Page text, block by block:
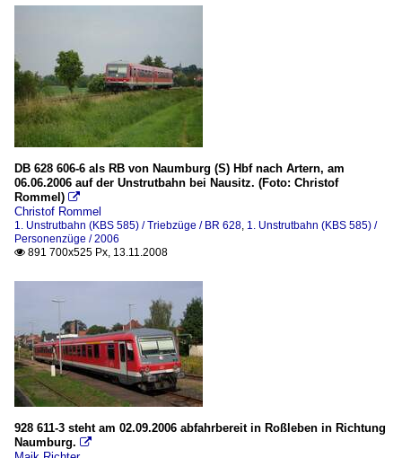
DB 628 606-6 als RB von Naumburg (S) Hbf nach Artern, am
06.06.2006 auf der Unstrutbahn bei Nausitz. (Foto: Christof
Rommel) 
Christof Rommel
1. Unstrutbahn (KBS 585) / Triebzüge / BR 628, 1. Unstrutbahn (KBS 585) /
Personenzüge / 2006
 891 700x525 Px, 13.11.2008
928 611-3 steht am 02.09.2006 abfahrbereit in Roßleben in Richtung
Naumburg. 